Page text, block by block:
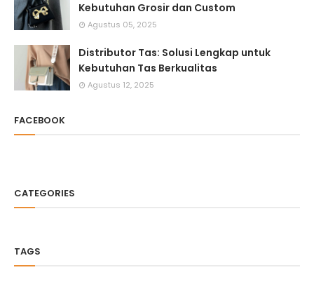
Kebutuhan Grosir dan Custom
Agustus 05, 2025
Distributor Tas: Solusi Lengkap untuk
Kebutuhan Tas Berkualitas
Agustus 12, 2025
FACEBOOK
CATEGORIES
TAGS